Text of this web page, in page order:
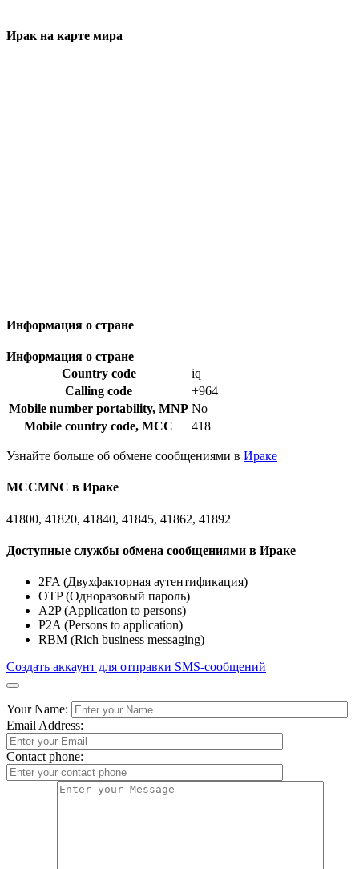
Ирак на карте мира
Информация о стране
Информация о стране
Country code
iq
Calling code
+964
Mobile number portability, MNP No
Mobile country code, MCC
418
Узнайте больше об обмене сообщениями в Ираке
MCCMNC в Ираке
41800, 41820, 41840, 41845, 41862, 41892
Доступные службы обмена сообщениями в Ираке
2FA (Двухфакторная аутентификация)
OTP (Одноразовый пароль)
A2P (Application to persons)
P2A (Persons to application)
RBM (Rich business messaging)
Создать аккаунт для отправки SMS-сообщений
Your Name:
Email Address:
Contact phone: